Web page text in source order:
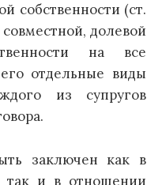
собственности (ст.
долевой
на все
отдельные виды
из супругов
заключен как в
так и в отношении